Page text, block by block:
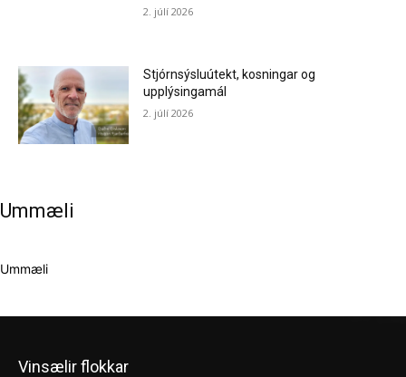
2. júlí 2026
Stjórnsýsluútekt, kosningar og
upplýsingamál
2. júlí 2026
Ummæli
Ummæli
Vinsælir flokkar